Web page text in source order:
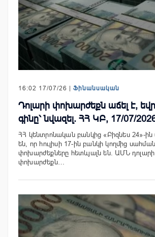
16:02 17/07/26 | Ֆինանսական
Դոլարի փոխարժեքն աճել է,
գինը՝ նվազել. ՀՀ ԿԲ, 17/07/
ՀՀ կենտրոնական բանկից «Բիզնես 24»-ին
են, որ հուլիսի 17-ին բանկի կողմից
փոխարժեքները հետևյալն են. ԱՄՆ դոլարի
փոխարժեքն…